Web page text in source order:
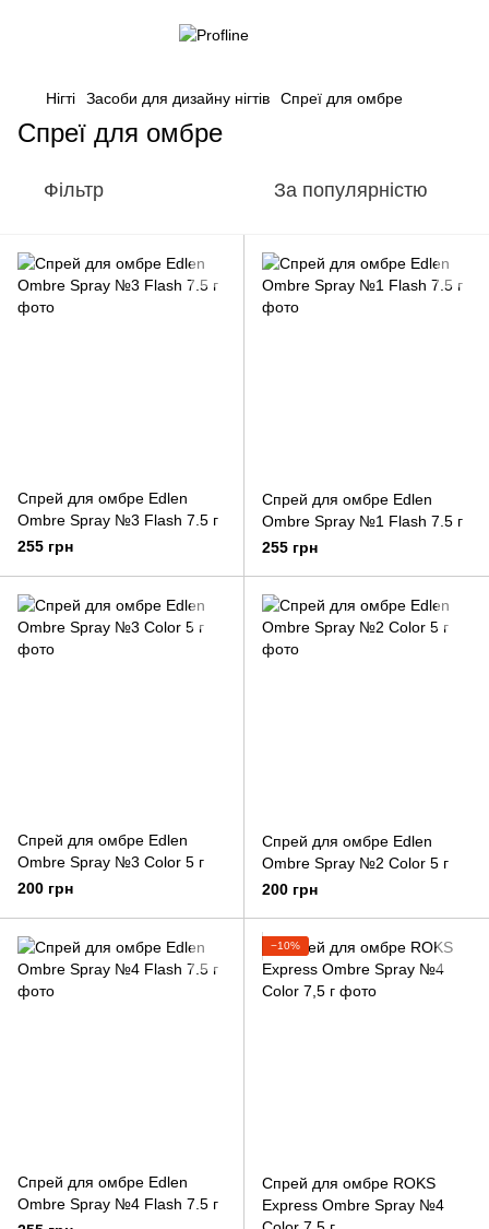
Нігті Засоби для дизайну нігтів Спреї для омбре
Спреї для омбре
Фільтр За популярністю
Спрей для омбре Edlen
Ombre Spray №3 Flash 7.5 г
255 грн
Спрей для омбре Edlen
Ombre Spray №1 Flash 7.5 г
255 грн
Спрей для омбре Edlen
Ombre Spray №3 Color 5 г
200 грн
Спрей для омбре Edlen
Ombre Spray №2 Color 5 г
200 грн
Спрей для омбре Edlen
Ombre Spray №4 Flash 7.5 г
−10%
Спрей для омбре ROKS
Express Ombre Spray №4